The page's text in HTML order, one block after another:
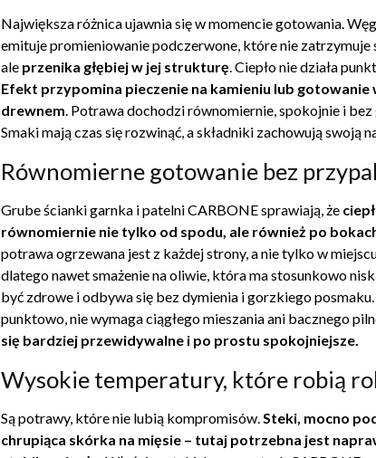
Największa różnica ujawnia się w momencie gotowania.
emituje promieniowanie podczerwone, które nie zatrzymuje
ale przenika głębiej w jej strukturę. Ciepło nie działa
Efekt przypomina pieczenie na kamieniu lub gotowanie
drewnem. Potrawa dochodzi równomiernie, spokojnie i
Smaki mają czas się rozwinąć, a składniki zachowują swoją
Równomierne gotowanie bez
Grube ścianki garnka i patelni CARBONE sprawiają, że
równomiernie nie tylko od spodu, ale również po
potrawa ogrzewana jest z każdej strony, a nie tylko w
dlatego nawet smażenie na oliwie, która ma stosunkowo
być zdrowe i odbywa się bez dymienia i gorzkiego
punktowo, nie wymaga ciągłego mieszania ani bacznego
się bardziej przewidywalne i po prostu spokojniejsze.
Wysokie temperatury, które robią
Są potrawy, które nie lubią kompromisów.Steki, mocno
chrupiąca skórka na mięsie – tutaj potrzebna jest